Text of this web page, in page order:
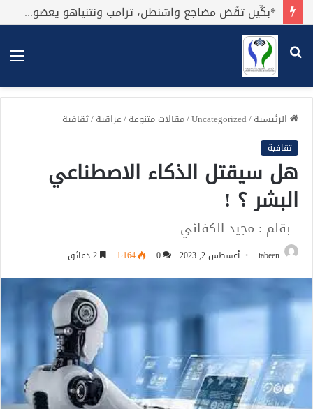
*بكِّين تقُض مضاجع واشنطن، ترامب ونتنياهو يعضون على أصابِعهُم وليس بيدهم حيلَة!.*
بحث
عن
الرئيسية/
Uncategorized
/مقالات متنوعة/عراقية/ثقافية
ثقافية
هل سيقتل الذكاء الاصطناعي
البشر ؟ !
بقلم : مجيد الكفائي
tabeen أغسطس 2, 2023 0 1٬164